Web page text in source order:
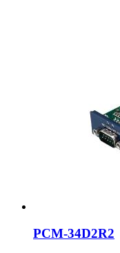
PCM-34D2R2